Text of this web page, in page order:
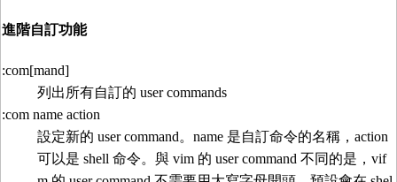
進階自訂功能
:com[mand]
列出所有自訂的 user commands
:com name action
設定新的 user command。name 是自訂命令的名稱，action
可以是 shell 命令。與 vim 的 user command 不同的是，vif